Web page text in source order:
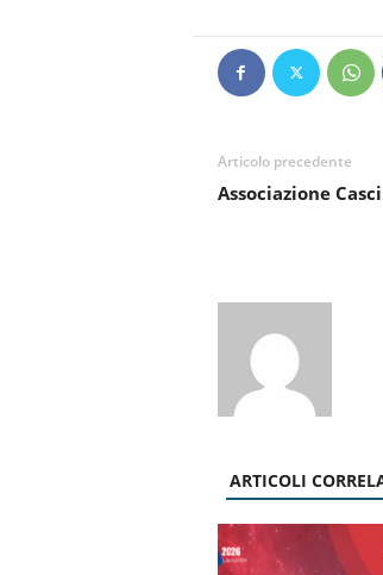
Articolo precedente
Associazione
ARTICOLI